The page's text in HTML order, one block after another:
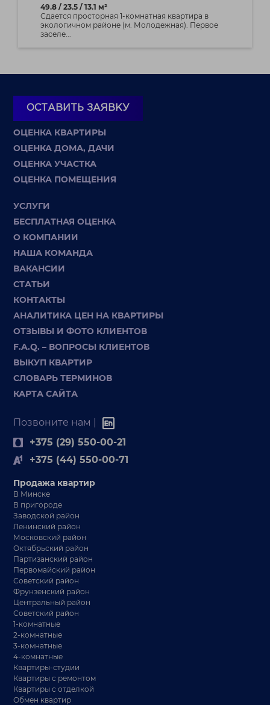
49.8 / 23.5 / 13.1 м²
Сдается просторная 1-комнатная квартира в
экологичном районе (м. Молодежная). Первое
заселе...
ОСТАВИТЬ ЗАЯВКУ
ОЦЕНКА КВАРТИРЫ
ОЦЕНКА ДОМА, ДАЧИ
ОЦЕНКА УЧАСТКА
ОЦЕНКА ПОМЕЩЕНИЯ
УСЛУГИ
БЕСПЛАТНАЯ ОЦЕНКА
О КОМПАНИИ
НАША КОМАНДА
ВАКАНСИИ
СТАТЬИ
КОНТАКТЫ
АНАЛИТИКА ЦЕН НА КВАРТИРЫ
ОТЗЫВЫ И ФОТО КЛИЕНТОВ
F.A.Q. – ВОПРОСЫ КЛИЕНТОВ
ВЫКУП КВАРТИР
СЛОВАРЬ ТЕРМИНОВ
КАРТА САЙТА
Позвоните нам |
+375 (29) 550-00-21
+375 (44) 550-00-71
Продажа квартир
В Минске
В пригороде
Заводской район
Ленинский район
Московский район
Октябрьский район
Партизанский район
Первомайский район
Советский район
Фрунзенский район
Центральный район
Советский район
1-комнатные
2-комнатные
3-комнатные
4-комнатные
Квартиры-студии
Квартиры с ремонтом
Квартиры с отделкой
Обмен квартир